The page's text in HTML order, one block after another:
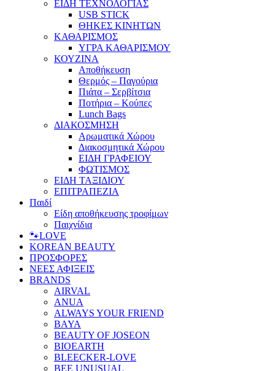
ΕΙΔΗ ΤΕΧΝΟΛΟΓΙΑΣ
USB STICK
ΘΗΚΕΣ ΚΙΝΗΤΩΝ
ΚΑΘΑΡΙΣΜΟΣ
ΥΓΡΑ ΚΑΘΑΡΙΣΜΟΥ
ΚΟΥΖΙΝΑ
Αποθήκευση
Θερμός – Παγούρια
Πιάτα – Σερβίτσια
Ποτήρια – Κούπες
Lunch Bags
ΔΙΑΚΟΣΜΗΣΗ
Αρωματικά Χώρου
Διακοσμητικά Χώρου
ΕΙΔΗ ΓΡΑΦΕΙΟΥ
ΦΩΤΙΣΜΟΣ
ΕΙΔΗ ΤΑΞΙΔΙΟΥ
ΕΠΙΤΡΑΠΕΖΙΑ
Παιδί
Είδη αποθήκευσης τροφίμων
Παιχνίδια
🐾LOVE
KOREAN BEAUTY
ΠΡΟΣΦΟΡΕΣ
ΝΕΕΣ ΑΦΙΞΕΙΣ
BRANDS
AIRVAL
ANUA
ALWAYS YOUR FRIEND
BAYA
BEAUTY OF JOSEON
BIOEARTH
BLEECKER-LOVE
BEE UNUSUAL